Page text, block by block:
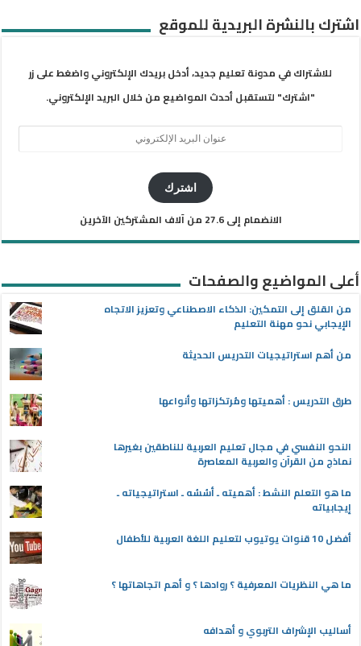
اشترك بالنشرة البريدية للموقع
للاشتراك في مدونة تعليم جديد، أدخل بريدك الإلكتروني واضغط على زر
"اشترك" لتستقبل أحدث المواضيع من خلال البريد الإلكتروني.
اشترك
الانضمام إلى 27.6 من آلاف المشتركين الآخرين
أعلى المواضيع والصفحات
من القلق إلى التمكين: الذكاء الاصطناعي وتعزيز الاتجاه
الإيجابي نحو مهنة التعليم
من أهم استراتيجيات التدريس الحديثة
طرق التدريس : أهميتها ومُرتكزاتها وأنواعها
النحو النفسي في مجال تعليم العربية للناطقين بغيرها
نماذج من القرآن والعربية المعاصرة
ما هو التعلم النشط : أهميته ـ أسُسُه ـ استراتيجياته ـ
إيجابياته
أفضل 10 قنوات يوتيوب لتعليم اللغة العربية للأطفال
ما هي النظريات المعرفية ؟ روادها ؟ و أهم اتجاهاتها ؟
أساليب الإشراف التربوي و أهدافه